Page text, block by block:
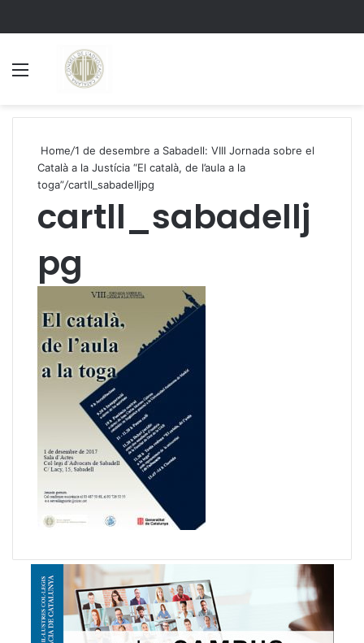
Home/1 de desembre a Sabadell: VIII Jornada sobre el
Català a la Justícia “El català, de l’aula a la
toga”/cartll_sabadelljpg
cartll_sabadellj
pg